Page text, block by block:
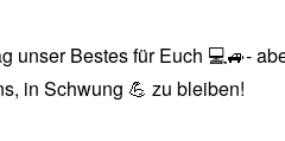
unser Bestes für Euch 💻🚙-
in Schwung 💪 zu bleiben!